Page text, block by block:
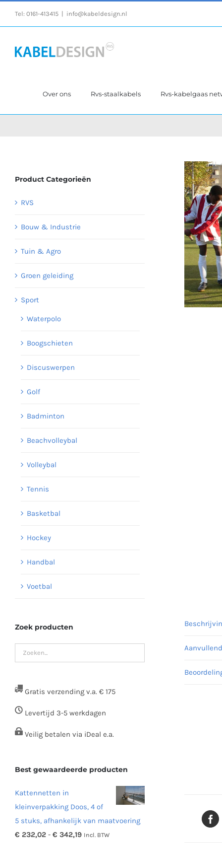
Tel: 0161-413415 info@kabeldesign.nl
Over ons Rvs-staalkabels Rvs-kabelgaas
Product Categorieën
RVS
Bouw & Industrie
Tuin & Agro
Groen geleiding
Sport
Waterpolo
Boogschieten
Discuswerpen
Golf
Badminton
Beachvolleybal
Volleybal
Tennis
Basketbal
Hockey
Handbal
Voetbal
Zoek producten
Gratis verzending v.a. € 175
Levertijd 3-5 werkdagen
Veilig betalen via iDeal e.a.
Best gewaardeerde producten
Kattennetten in
kleinverpakking Doos, 4 of
5 stuks, afhankelijk van maatvoering
€ 232,02 - € 342,19Prijsklasse:
Incl. BTW